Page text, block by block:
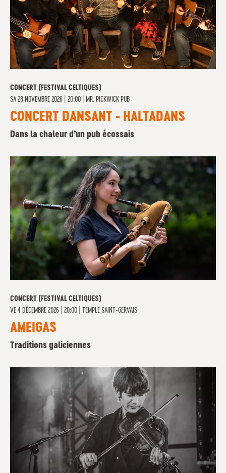
CONCERT (FESTIVAL CELTIQUES)
SA 28 NOVEMBRE 2026 | 20:00 MR. PICKWICK PUB
CONCERT DANSANT - HALTADANS
Dans la chaleur d’un pub écossais
CONCERT (FESTIVAL CELTIQUES)
VE 4 DÉCEMBRE 2026 | 20:00 TEMPLE SAINT-GERVAIS
AMEIGAS
Traditions galiciennes